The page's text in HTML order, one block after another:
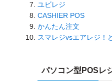
ユビレジ
CASHIER POS
かんたん注文
スマレジvsエアレジ！
パソコン型POSレ